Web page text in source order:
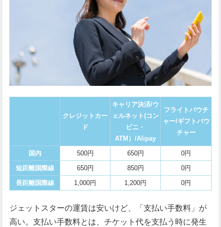
クレジットカー
ド
キャリア決済/ウ
ェルネット(コン
ビニ・
ATM）/Alipay
フライトバウチ
ャー/ギフトバウ
チャー
国内 500円 650円
0円
短距離国際線
650円 850円
0円
長距離国際線
1,000円 1,200円 0円
ジェットスターの運賃は安いけど、「支払い手数料」が
高い。支払い手数料とは、チケット代を支払う時に発生